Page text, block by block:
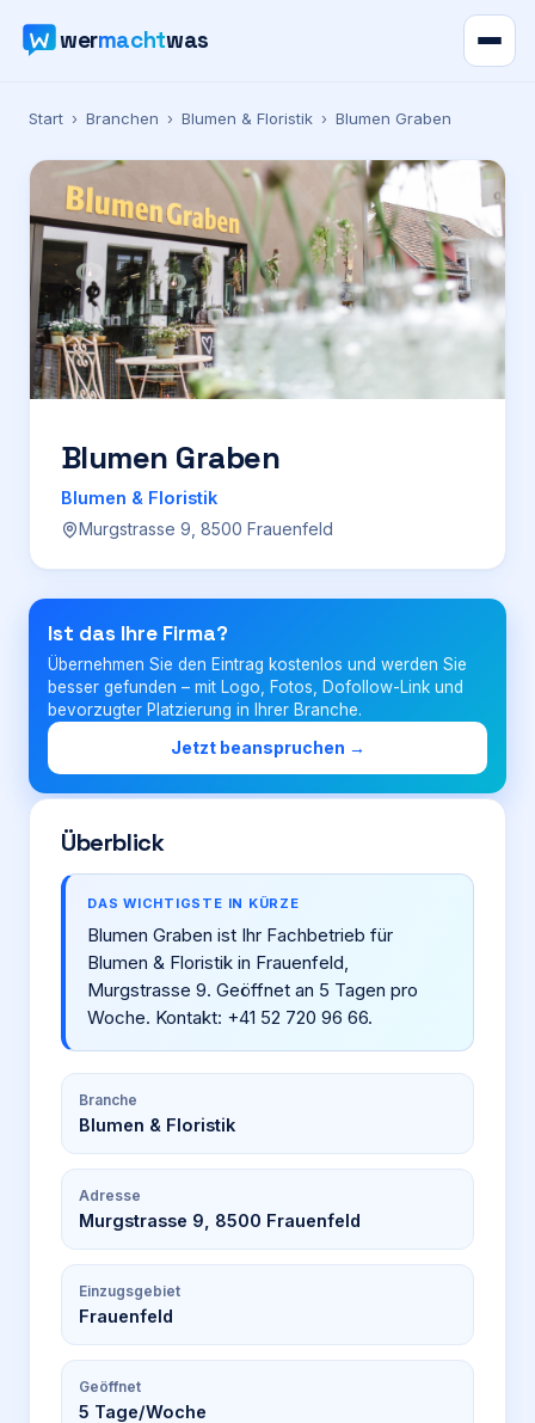
wermachtwas
Verzeichnis
Karte
News
Ratgeber
Werbung
Preise
Für Firmen
Login
Firma eintragen
Start › Branchen › Blumen & Floristik › Blumen Graben
Blumen Graben
Blumen & Floristik
Murgstrasse 9, 8500 Frauenfeld
Ist das Ihre Firma?
Übernehmen Sie den Eintrag kostenlos und werden Sie
besser gefunden – mit Logo, Fotos, Dofollow-Link und
bevorzugter Platzierung in Ihrer Branche.
Jetzt beanspruchen →
Überblick
DAS WICHTIGSTE IN KÜRZE
Blumen Graben ist Ihr Fachbetrieb für
Blumen & Floristik in Frauenfeld,
Murgstrasse 9. Geöffnet an 5 Tagen pro
Woche. Kontakt: +41 52 720 96 66.
Branche
Blumen & Floristik
Adresse
Murgstrasse 9, 8500 Frauenfeld
Einzugsgebiet
Frauenfeld
Geöffnet
5 Tage/Woche